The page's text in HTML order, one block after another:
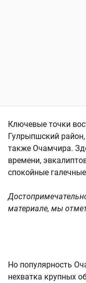
Ключевые точки
Гулрыпшский
также Очамчира.
времени,
спокойные
материале, мы
Но популярность
нехватка крупных